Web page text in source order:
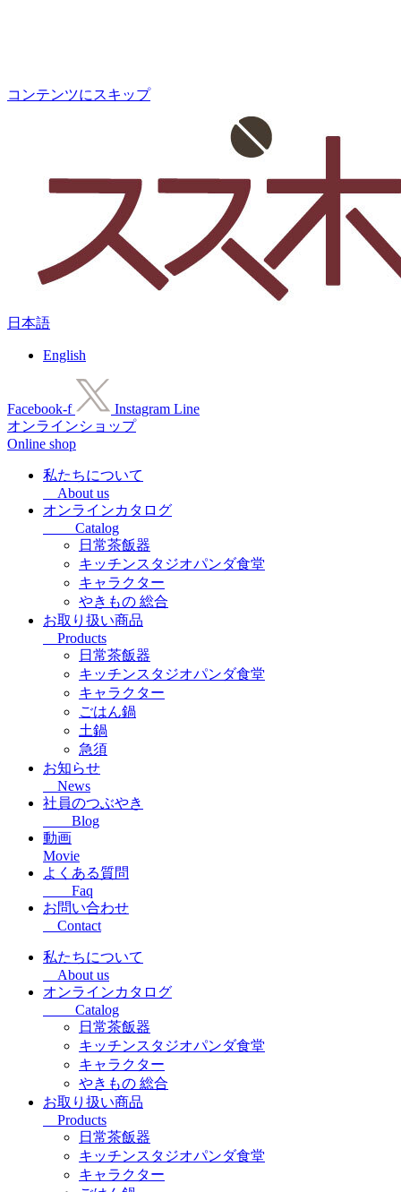
コンテンツにスキップ
日本語
English
Facebook-f Instagram Line
オンラインショップ
Online shop
私たちについて
About us
オンラインカタログ
Catalog
日常茶飯器
キッチンスタジオパンダ食堂
キャラクター
やきもの 総合
お取り扱い商品
Products
日常茶飯器
キッチンスタジオパンダ食堂
キャラクター
ごはん鍋
土鍋
急須
お知らせ
News
社員のつぶやき
Blog
動画
Movie
よくある質問
Faq
お問い合わせ
Contact
私たちについて
About us
オンラインカタログ
Catalog
日常茶飯器
キッチンスタジオパンダ食堂
キャラクター
やきもの 総合
お取り扱い商品
Products
日常茶飯器
キッチンスタジオパンダ食堂
キャラクター